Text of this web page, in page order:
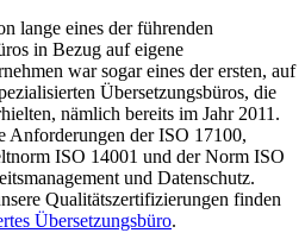
lange eines der führenden
in Bezug auf eigene
war sogar eines der ersten, auf
Übersetzungsbüros, die
nämlich bereits im Jahr 2011.
Anforderungen der ISO 17100,
ISO 14001 und der Norm ISO
und Datenschutz.
Qualitätszertifizierungen finden
Übersetzungsbüro.